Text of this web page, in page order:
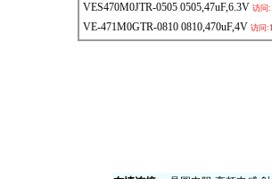
VES470M0JTR-0505 0505,47uF,6.3V 访问
VE-471M0GTR-0810 0810,470uF,4V 访问